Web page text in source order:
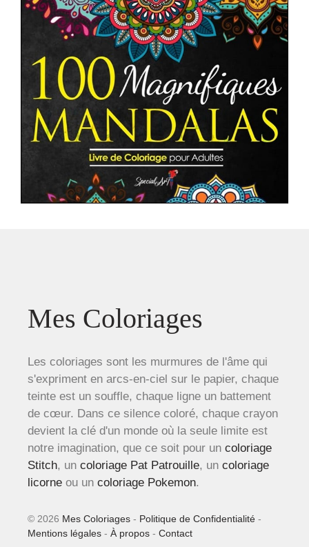
Mes Coloriages
Les coloriages sont les murmures de l'âme qui
s'expriment en arcs-en-ciel sur le papier, chaque
teinte est un souffle, chaque ligne un battement
de cœur. Dans ce silence coloré, chaque crayon
devient la clé d'un monde où la seule limite est
notre imagination, que ce soit pour un coloriage
Stitch, un coloriage Pat Patrouille, un coloriage
licorne ou un coloriage Pokemon.
© 2026 Mes Coloriages - Politique de Confidentialité -
Mentions légales - À propos - Contact